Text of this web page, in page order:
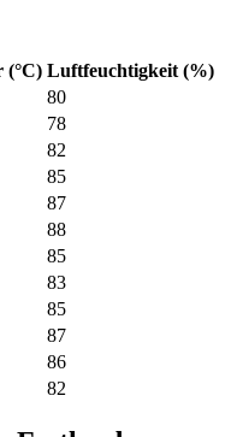
(°C) Luftfeuchtigkeit (%)
80
78
82
85
87
88
85
83
85
87
86
82